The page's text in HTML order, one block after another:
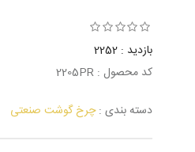
بازدید : 2252
کد محصول : 2205PR
دسته بندی :چرخ گوشت صنعتی